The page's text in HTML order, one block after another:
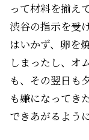
って材料を揃え
渋谷の指示を受
はいかず、卵を
しまったし、オ
も、その翌日も
も嫌になってき
できあがるよう